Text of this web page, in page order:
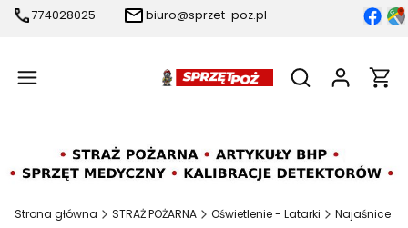
774028025 biuro@sprzet-poz.pl
Otwórz
Strona główna STRAŻ POŻARNA Oświetlenie - Latarki Najaśnice